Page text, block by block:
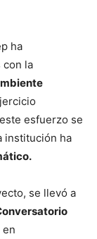
ha
con la
esfuerzo se
institución ha
se llevó a
en